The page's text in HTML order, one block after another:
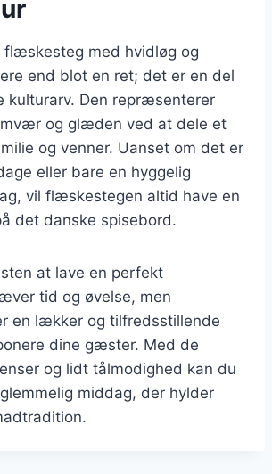
flæskesteg med hvidløg og
end blot en ret; det er en del
kulturarv. Den repræsenterer
og glæden ved at dele et
og venner. Uanset om det er
eller bare en hyggelig
vil flæskestegen altid have en
det danske spisebord.
at lave en perfekt
tid og øvelse, men
en lækker og tilfredsstillende
dine gæster. Med de
og lidt tålmodighed kan du
middag, der hylder